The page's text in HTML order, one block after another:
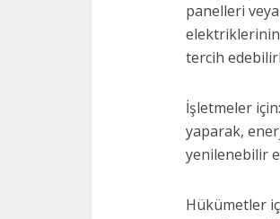
panelleri
elektriklerinin
tercih
İşletmeler
yaparak,
yenilenebilir
Hükümetler